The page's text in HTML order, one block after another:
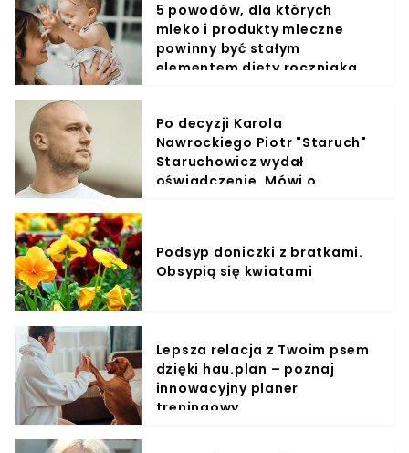
5 powodów, dla których
mleko i produkty mleczne
powinny być stałym
elementem diety roczniaka
Po decyzji Karola
Nawrockiego Piotr "Staruch"
Staruchowicz wydał
oświadczenie. Mówi o
Podsyp doniczki z bratkami.
Obsypią się kwiatami
Lepsza relacja z Twoim psem
dzięki hau.plan – poznaj
innowacyjny planer
treningowy